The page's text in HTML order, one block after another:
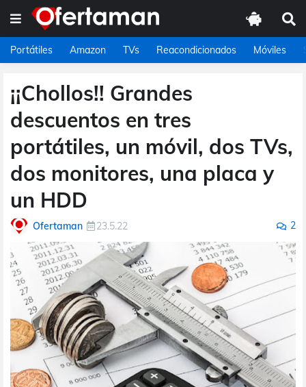
Portátiles Amazon TVs Reacondicionados Móviles
¡¡Chollos!! Grandes
descuentos en tres
portátiles, un móvil, dos TVs,
dos monitores, una placa y
un HDD
Ofertaman 23.5.22 2